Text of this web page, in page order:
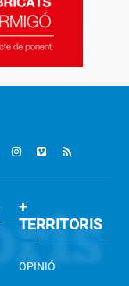
+
TERRITORIS
OPINIÓ